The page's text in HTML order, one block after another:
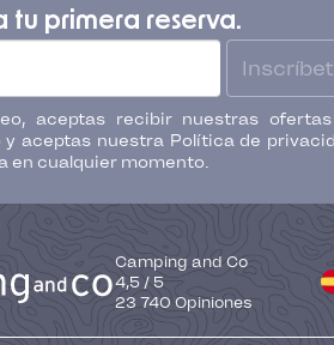
tu primera reserva.
aceptas recibir nuestras
aceptas nuestra Política de
en cualquier momento.
Camping and Co
4,5 / 5
23 740 Opiniones